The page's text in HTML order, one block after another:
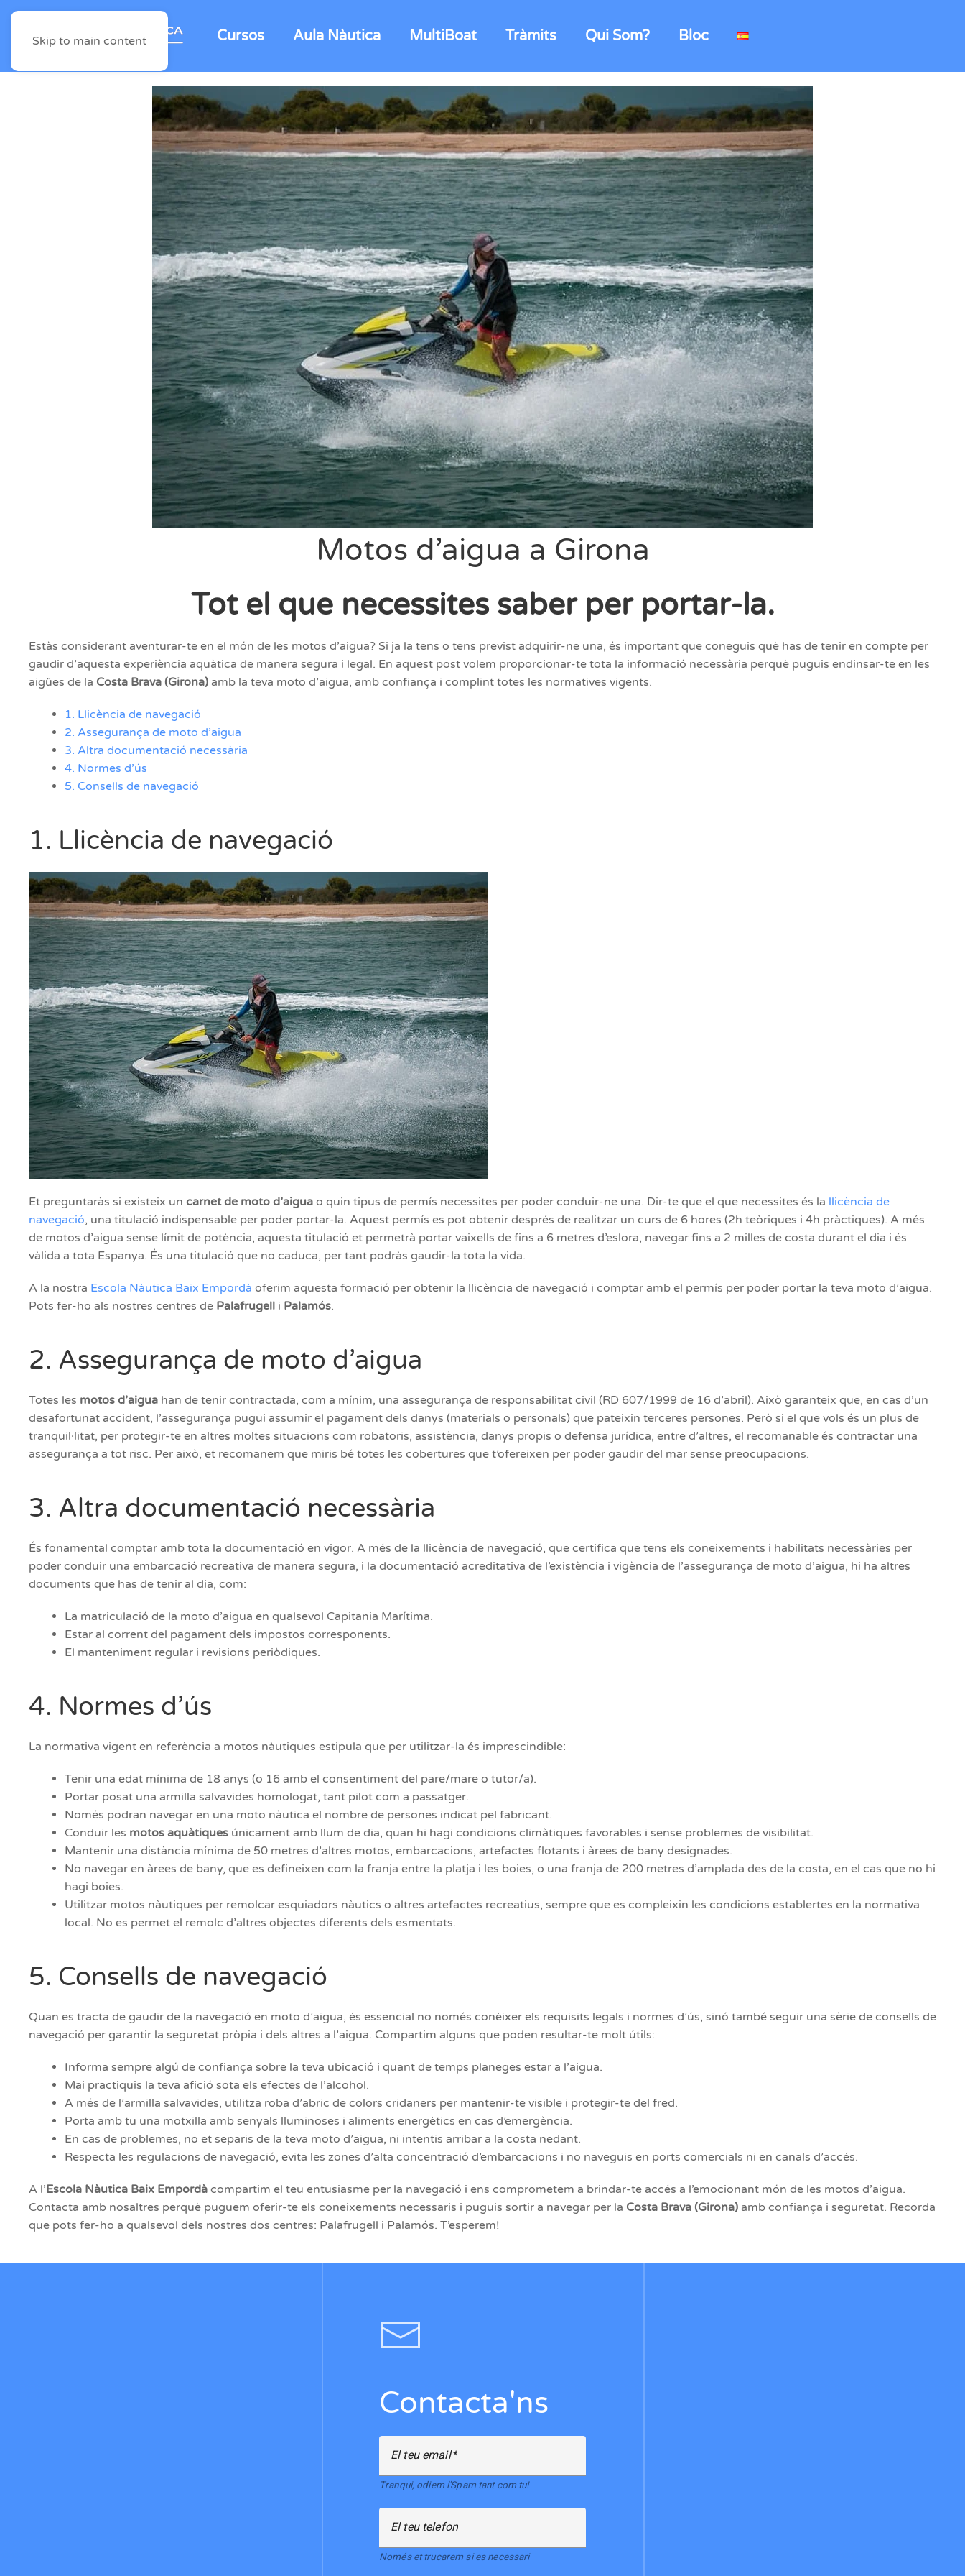
Skip to main content Cursos Aula Nàutica MultiBoat Tràmits Qui Som? Bloc
Motos d’aigua a Girona
Tot el que necessites saber per portar-la.
Estàs considerant aventurar-te en el món de les motos d’aigua? Si ja la tens o tens previst adquirir-ne una, és important que coneguis què has de tenir en compte per
gaudir d’aquesta experiència aquàtica de manera segura i legal. En aquest post volem proporcionar-te tota la informació necessària perquè puguis endinsar-te en les
aigües de la Costa Brava (Girona) amb la teva moto d’aigua, amb confiança i complint totes les normatives vigents.
1. Llicència de navegació
2. Assegurança de moto d’aigua
3. Altra documentació necessària
4. Normes d’ús
5. Consells de navegació
1. Llicència de navegació
Et preguntaràs si existeix un carnet de moto d’aigua o quin tipus de permís necessites per poder conduir-ne una. Dir-te que el que necessites és la llicència de
navegació, una titulació indispensable per poder portar-la. Aquest permís es pot obtenir després de realitzar un curs de 6 hores (2h teòriques i 4h pràctiques). A més
de motos d’aigua sense límit de potència, aquesta titulació et permetrà portar vaixells de fins a 6 metres d’eslora, navegar fins a 2 milles de costa durant el dia i és
vàlida a tota Espanya. És una titulació que no caduca, per tant podràs gaudir-la tota la vida.
A la nostra Escola Nàutica Baix Empordà oferim aquesta formació per obtenir la llicència de navegació i comptar amb el permís per poder portar la teva moto d’aigua.
Pots fer-ho als nostres centres de Palafrugell i Palamós.
2. Assegurança de moto d’aigua
Totes les motos d’aigua han de tenir contractada, com a mínim, una assegurança de responsabilitat civil (RD 607/1999 de 16 d’abril). Això garanteix que, en cas d’un
desafortunat accident, l’assegurança pugui assumir el pagament dels danys (materials o personals) que pateixin terceres persones. Però si el que vols és un plus de
tranquil·litat, per protegir-te en altres moltes situacions com robatoris, assistència, danys propis o defensa jurídica, entre d’altres, el recomanable és contractar una
assegurança a tot risc. Per això, et recomanem que miris bé totes les cobertures que t’ofereixen per poder gaudir del mar sense preocupacions.
3. Altra documentació necessària
És fonamental comptar amb tota la documentació en vigor. A més de la llicència de navegació, que certifica que tens els coneixements i habilitats necessàries per
poder conduir una embarcació recreativa de manera segura, i la documentació acreditativa de l’existència i vigència de l’assegurança de moto d’aigua, hi ha altres
documents que has de tenir al dia, com:
La matriculació de la moto d’aigua en qualsevol Capitania Marítima.
Estar al corrent del pagament dels impostos corresponents.
El manteniment regular i revisions periòdiques.
4. Normes d’ús
La normativa vigent en referència a motos nàutiques estipula que per utilitzar-la és imprescindible:
Tenir una edat mínima de 18 anys (o 16 amb el consentiment del pare/mare o tutor/a).
Portar posat una armilla salvavides homologat, tant pilot com a passatger.
Només podran navegar en una moto nàutica el nombre de persones indicat pel fabricant.
Conduir les motos aquàtiques únicament amb llum de dia, quan hi hagi condicions climàtiques favorables i sense problemes de visibilitat.
Mantenir una distància mínima de 50 metres d’altres motos, embarcacions, artefactes flotants i àrees de bany designades.
No navegar en àrees de bany, que es defineixen com la franja entre la platja i les boies, o una franja de 200 metres d’amplada des de la costa, en el cas que no hi
hagi boies.
Utilitzar motos nàutiques per remolcar esquiadors nàutics o altres artefactes recreatius, sempre que es compleixin les condicions establertes en la normativa
local. No es permet el remolc d’altres objectes diferents dels esmentats.
5. Consells de navegació
Quan es tracta de gaudir de la navegació en moto d’aigua, és essencial no només conèixer els requisits legals i normes d’ús, sinó també seguir una sèrie de consells de
navegació per garantir la seguretat pròpia i dels altres a l’aigua. Compartim alguns que poden resultar-te molt útils:
Informa sempre algú de confiança sobre la teva ubicació i quant de temps planeges estar a l’aigua.
Mai practiquis la teva afició sota els efectes de l’alcohol.
A més de l’armilla salvavides, utilitza roba d’abric de colors cridaners per mantenir-te visible i protegir-te del fred.
Porta amb tu una motxilla amb senyals lluminoses i aliments energètics en cas d’emergència.
En cas de problemes, no et separis de la teva moto d’aigua, ni intentis arribar a la costa nedant.
Respecta les regulacions de navegació, evita les zones d’alta concentració d’embarcacions i no naveguis en ports comercials ni en canals d’accés.
A l’Escola Nàutica Baix Empordà compartim el teu entusiasme per la navegació i ens comprometem a brindar-te accés a l’emocionant món de les motos d’aigua.
Contacta amb nosaltres perquè puguem oferir-te els coneixements necessaris i puguis sortir a navegar per la Costa Brava (Girona) amb confiança i seguretat. Recorda
que pots fer-ho a qualsevol dels nostres dos centres: Palafrugell i Palamós. T’esperem!
Contacta'ns
El teu email
Tranqui, odiem l'Spam tant com tu!
El teu telefon
Només et trucarem si es necessari